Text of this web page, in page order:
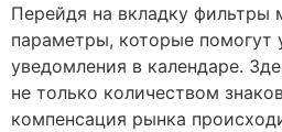
Перейдя на вкладку фильтры
параметры, которые помогут
уведомления в календаре.
не только количеством
компенсация рынка